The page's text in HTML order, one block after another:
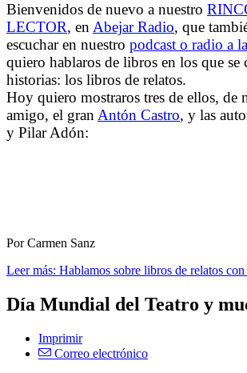
Bienvenidos de nuevo a nuestro
LECTOR, enAbejar Radio, que
escuchar en nuestro podcast o radio a
quiero hablaros de libros en los que se
historias: los libros de relatos.
Hoy quiero mostraros tres de ellos, de
amigo, el granAntón Castro, y las
y Pilar Adón:
Por Carmen Sanz
Leer más: Hablamos sobre libros de relatos
Día Mundial del Teatro y
Imprimir
Correo electrónico